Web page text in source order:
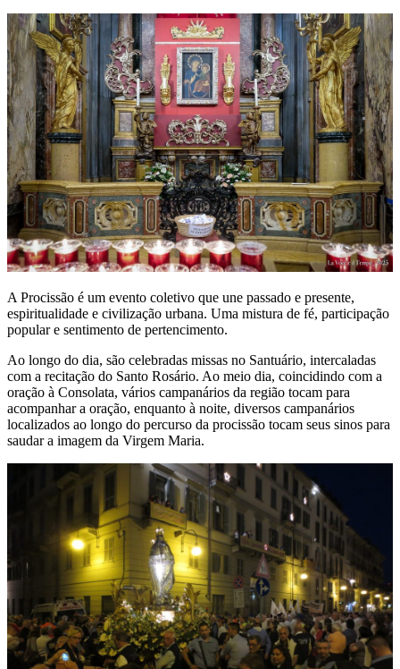
A Procissão é um evento coletivo que une passado e presente,
espiritualidade e civilização urbana. Uma mistura de fé, participação
popular e sentimento de pertencimento.
Ao longo do dia, são celebradas missas no Santuário, intercaladas
com a recitação do Santo Rosário. Ao meio dia, coincidindo com a
oração à Consolata, vários campanários da região tocam para
acompanhar a oração, enquanto à noite, diversos campanários
localizados ao longo do percurso da procissão tocam seus sinos para
saudar a imagem da Virgem Maria.